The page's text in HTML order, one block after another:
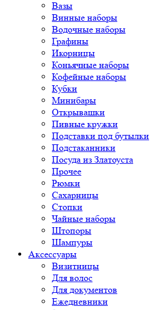
Вазы
Винные наборы
Водочные наборы
Графины
Икорницы
Коньячные наборы
Кофейные наборы
Кубки
Минибары
Открывашки
Пивные кружки
Подставки под бутылки
Подстаканники
Посуда из Златоуста
Прочее
Рюмки
Сахарницы
Стопки
Чайные наборы
Штопоры
Шампуры
Аксессуары
Визитницы
Для волос
Для документов
Ежедневники